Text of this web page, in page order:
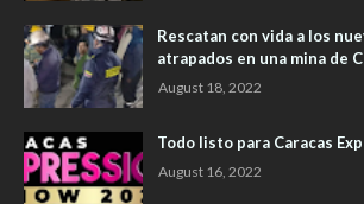
Rescatan con vida a los
atrapados en una mina de
August 18, 2022
Todo listo para Caracas
August 16, 2022